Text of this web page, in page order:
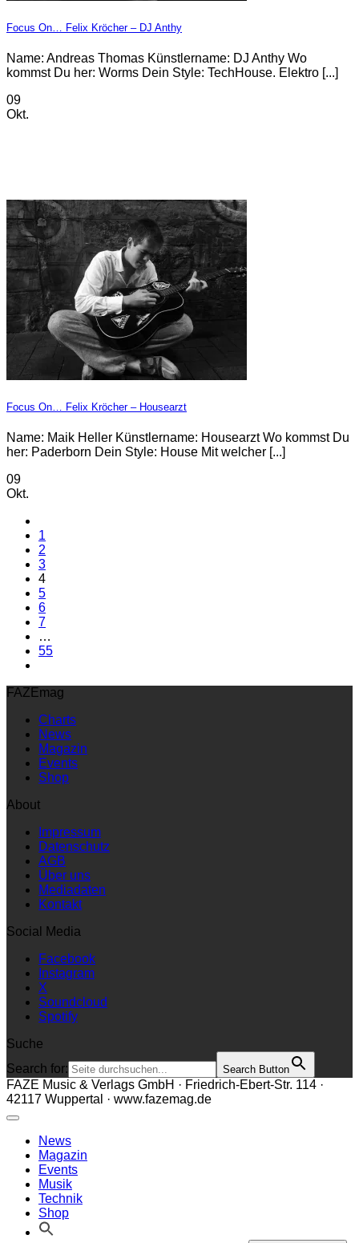
Focus On… Felix Kröcher – DJ Anthy
Name: Andreas Thomas Künstlername: DJ Anthy Wo
kommst Du her: Worms Dein Style: TechHouse. Elektro [...]
09
Okt.
Focus On… Felix Kröcher – Housearzt
Name: Maik Heller Künstlername: Housearzt Wo kommst Du
her: Paderborn Dein Style: House Mit welcher [...]
09
Okt.
1
2
3
4
5
6
7
…
55
FAZEmag
Charts
News
Magazin
Events
Shop
About
Impressum
Datenschutz
AGB
Über uns
Mediadaten
Kontakt
Social Media
Facebook
Instagram
X
Soundcloud
Spotify
Suche
Search for:
Search Button
FAZE Music & Verlags GmbH · Friedrich-Ebert-Str. 114 ·
42117 Wuppertal · www.fazemag.de
News
Magazin
Events
Musik
Technik
Shop